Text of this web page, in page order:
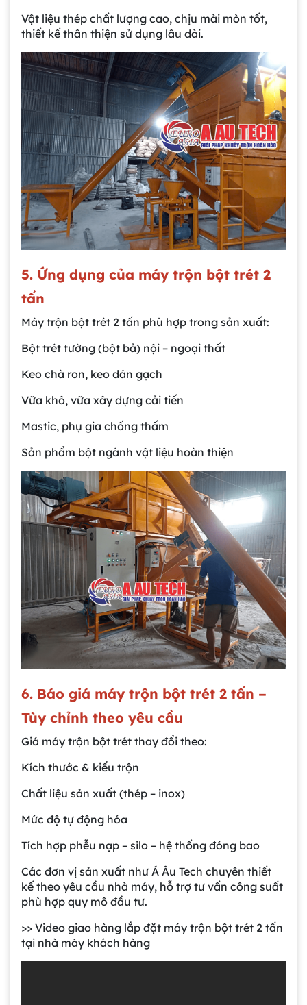
Vật liệu thép chất lượng cao, chịu mài mòn tốt,
thiết kế thân thiện sử dụng lâu dài.
5. Ứng dụng của máy trộn bột trét 2
tấn
Máy trộn bột trét 2 tấn phù hợp trong sản xuất:
Bột trét tường (bột bả) nội – ngoại thất
Keo chà ron, keo dán gạch
Vữa khô, vữa xây dựng cải tiến
Mastic, phụ gia chống thấm
Sản phẩm bột ngành vật liệu hoàn thiện
6. Báo giá máy trộn bột trét 2 tấn –
Tùy chỉnh theo yêu cầu
Giá máy trộn bột trét thay đổi theo:
Kích thước & kiểu trộn
Chất liệu sản xuất (thép – inox)
Mức độ tự động hóa
Tích hợp phễu nạp – silo – hệ thống đóng bao
Các đơn vị sản xuất như Á Âu Tech chuyên thiết
kế theo yêu cầu nhà máy, hỗ trợ tư vấn công suất
phù hợp quy mô đầu tư.
>> Video giao hàng lắp đặt máy trộn bột trét 2 tấn
tại nhà máy khách hàng
Gia công bồn khuấy, silo chứa nguyên liệu
tại công ty Á Âu
Bồn khuấy công nghiệp là gì? Ứng dụng, cấu
tạo và cách chọn mua hiệu quả